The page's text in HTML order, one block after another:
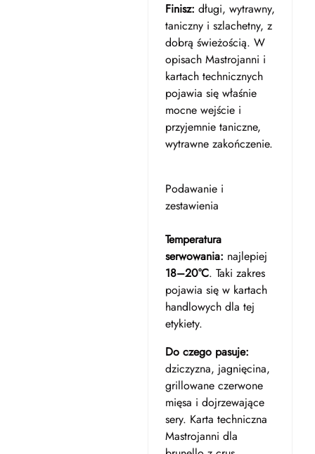
Finisz: długi, wytrawny,
taniczny i szlachetny, z
dobrą świeżością. W
opisach Mastrojanni i
kartach technicznych
pojawia się właśnie
mocne wejście i
przyjemnie taniczne,
wytrawne zakończenie.
Podawanie i
zestawienia
Temperatura
serwowania: najlepiej
18–20°C. Taki zakres
pojawia się w kartach
handlowych dla tej
etykiety.
Do czego pasuje:
dziczyzna, jagnięcina,
grillowane czerwone
mięsa i dojrzewające
sery. Karta techniczna
Mastrojanni dla